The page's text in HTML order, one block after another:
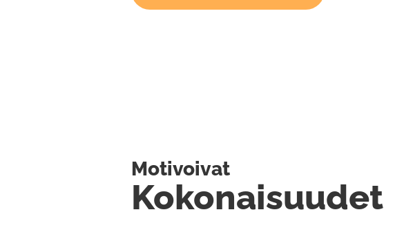
Kokonaisuudet
Motivoivat